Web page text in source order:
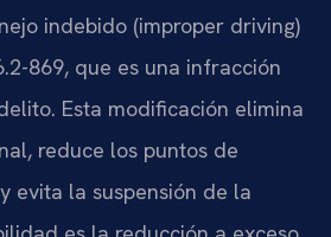
indebido (improper driving)
869, que es una infracción
Esta modificación elimina
reduce los puntos de
evita la suspensión de la